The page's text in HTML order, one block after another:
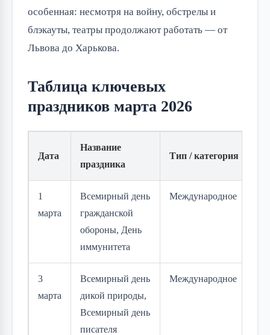
особенная: несмотря на войну, обстрелы и
блэкауты, театры продолжают работать — от
Львова до Харькова.
Таблица ключевых
праздников марта 2026
Дата
Название
праздника
Тип / категория
1
марта
Всемирный день
гражданской
обороны, День
иммунитета
Международное
3
марта
Всемирный день
дикой природы,
Всемирный день
писателя
Международное